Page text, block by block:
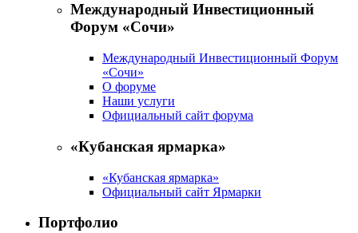
Международный Инвестиционный
Форум «Сочи»
Международный Инвестиционный Форум
«Сочи»
О форуме
Наши услуги
Официальный сайт форума
«Кубанская ярмарка»
«Кубанская ярмарка»
Официальный сайт Ярмарки
Портфолио